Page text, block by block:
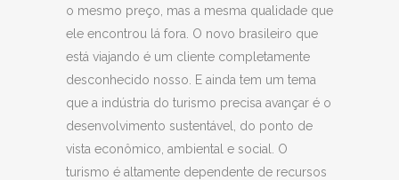
o mesmo preço, mas a mesma qualidade que
ele encontrou lá fora. O novo brasileiro que
está viajando é um cliente completamente
desconhecido nosso. E ainda tem um tema
que a indústria do turismo precisa avançar é o
desenvolvimento sustentável, do ponto de
vista econômico, ambiental e social. O
turismo é altamente dependente de recursos